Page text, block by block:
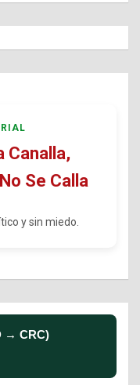
Canalla,
Se Calla
y sin miedo.
→ CRC)